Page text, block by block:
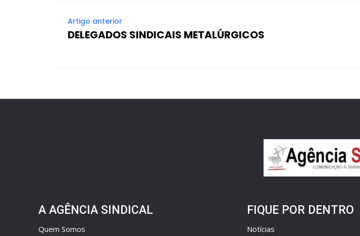
Artigo anterior
DELEGADOS SINDICAIS METALÚRGICOS
A AGÊNCIA SINDICAL
Quem Somos
FIQUE POR DENTRO
Notícias